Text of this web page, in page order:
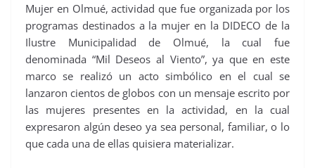
Mujer en Olmué, actividad que fue organizada por los
programas destinados a la mujer en la DIDECO de la
Ilustre Municipalidad de Olmué, la cual fue
denominada “Mil Deseos al Viento”, ya que en este
marco se realizó un acto simbólico en el cual se
lanzaron cientos de globos con un mensaje escrito por
las mujeres presentes en la actividad, en la cual
expresaron algún deseo ya sea personal, familiar, o lo
que cada una de ellas quisiera materializar.